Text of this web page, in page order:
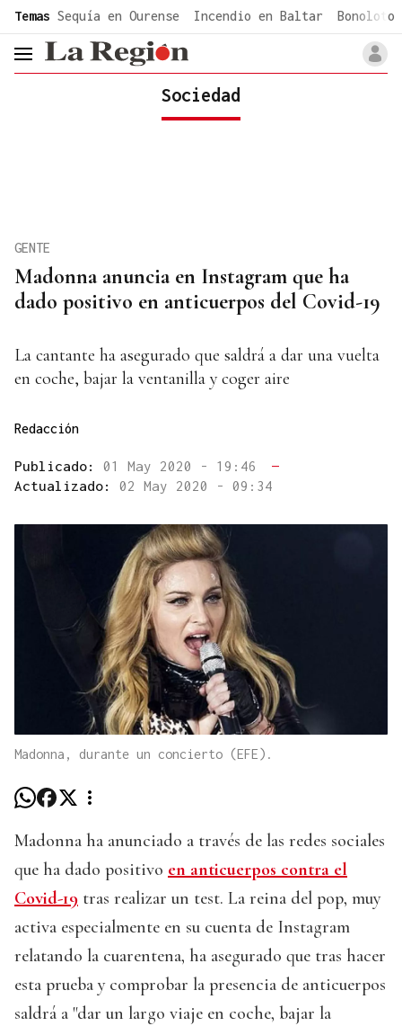
common.go-to-content
Temas Sequía en Ourense Incendio en Baltar Bonoloto
header.menu.open
Sociedad
Madonna anuncia en Instagram que ha
dado positivo en anticuerpos del Covid-19
GENTE
La cantante ha asegurado que saldrá a dar una vuelta
en coche, bajar la ventanilla y coger aire
Redacción
Publicado: 01 May 2020 - 19:46
—
Actualizado: 02 May 2020 - 09:34
Madonna, durante un concierto (EFE).
Madonna ha anunciado a través de las redes sociales
que ha dado positivo en anticuerpos contra el
Covid-19 tras realizar un test. La reina del pop, muy
activa especialmente en su cuenta de Instagram
relatando la cuarentena, ha asegurado que tras hacer
esta prueba y comprobar la presencia de anticuerpos
saldrá a "dar un largo viaje en coche, bajar la